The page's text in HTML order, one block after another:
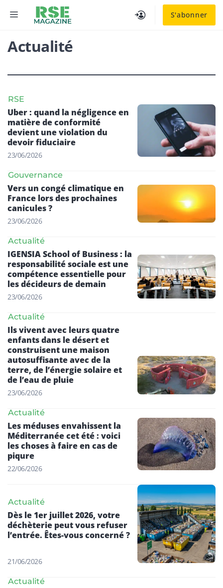
S'abonner
MENU
Actualité
RSE
Uber : quand la négligence en
matière de conformité
devient une violation du
devoir fiduciaire
23/06/2026
Gouvernance
Vers un congé climatique en
France lors des prochaines
canicules ?
23/06/2026
Actualité
IGENSIA School of Business : la
responsabilité sociale est une
compétence essentielle pour
les décideurs de demain
23/06/2026
Actualité
Ils vivent avec leurs quatre
enfants dans le désert et
construisent une maison
autosuffisante avec de la
terre, de l’énergie solaire et
de l’eau de pluie
23/06/2026
Actualité
Les méduses envahissent la
Méditerranée cet été : voici
les choses à faire en cas de
piqure
22/06/2026
Actualité
Dès le 1er juillet 2026, votre
déchèterie peut vous refuser
l’entrée. Êtes-vous concerné ?
21/06/2026
Actualité